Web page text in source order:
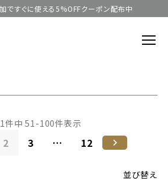
ですぐに使える5%OFFクーポン配布中
並び替え
件中 51 -100件表示
2 3 … 12